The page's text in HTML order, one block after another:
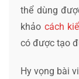
thể dùng
khảo cách
có được tạo
Hy vọng bài